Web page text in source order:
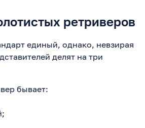
ретриверов
единый, однако, невзирая
делят на три
бывает: